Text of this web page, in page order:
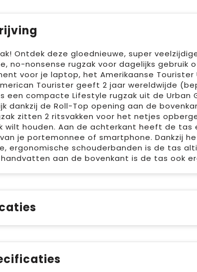
Ontdek deze gloednieuwe, super
no-nonsense rugzak voor dagelijks gebruik
voor je laptop, het Amerikaanse
Tourister geeft 2 jaar wereldwijde
een compacte Lifestyle rugzak uit de
dankzij de Roll-Top opening aan de
zitten 2 ritsvakken voor het netjes
wilt houden. Aan de achterkant heeft de
je portemonnee of smartphone. Dankzij
ergonomische schouderbanden is de tas
handvatten aan de bovenkant is de tas ook